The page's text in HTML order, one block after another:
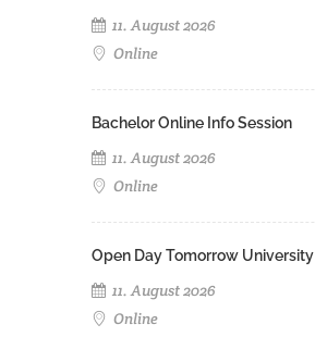
11. August 2026
Online
Bachelor Online Info Session
11. August 2026
Online
Open Day Tomorrow University
11. August 2026
Online